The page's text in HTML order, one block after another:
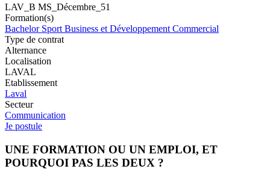
LAV_B MS_Décembre_51
Formation(s)
Bachelor Sport Business et Développement Commercial
Type de contrat
Alternance
Localisation
LAVAL
Etablissement
Laval
Secteur
Communication
Je postule
UNE FORMATION OU UN EMPLOI, ET
POURQUOI PAS LES DEUX ?